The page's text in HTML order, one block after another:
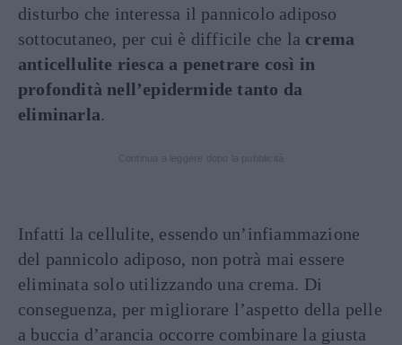
disturbo che interessa il pannicolo adiposo
sottocutaneo, per cui è difficile che la crema
anticellulite riesca a penetrare così in
profondità nell’epidermide tanto da
eliminarla.
Infatti la cellulite, essendo un’infiammazione
del pannicolo adiposo, non potrà mai essere
eliminata solo utilizzando una crema. Di
conseguenza, per migliorare l’aspetto della pelle
a buccia d’arancia occorre combinare la giusta